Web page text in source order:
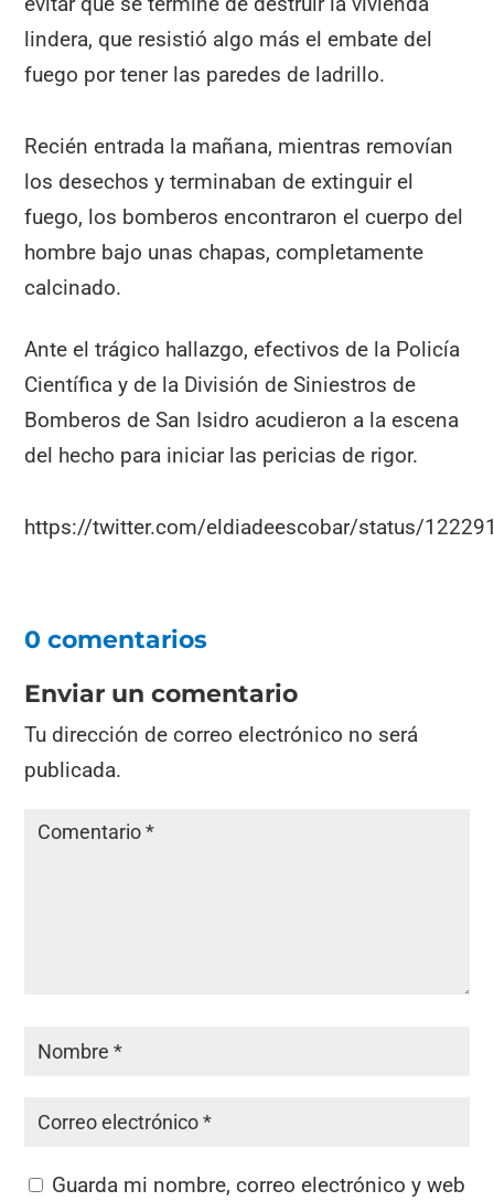
lindera, que resistió algo más el embate del
fuego por tener las paredes de ladrillo.
Recién entrada la mañana, mientras removían
los desechos y terminaban de extinguir el
fuego, los bomberos encontraron el cuerpo del
hombre bajo unas chapas, completamente
calcinado.
Ante el trágico hallazgo, efectivos de la Policía
Científica y de la División de Siniestros de
Bomberos de San Isidro acudieron a la escena
del hecho para iniciar las pericias de rigor.
https://twitter.com/eldiadeescobar/status/
0 comentarios
Enviar un comentario
Tu dirección de correo electrónico no será
publicada.
Guarda mi nombre, correo electrónico y web